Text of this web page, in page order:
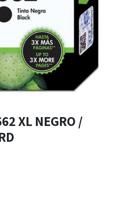
XL NEGRO /